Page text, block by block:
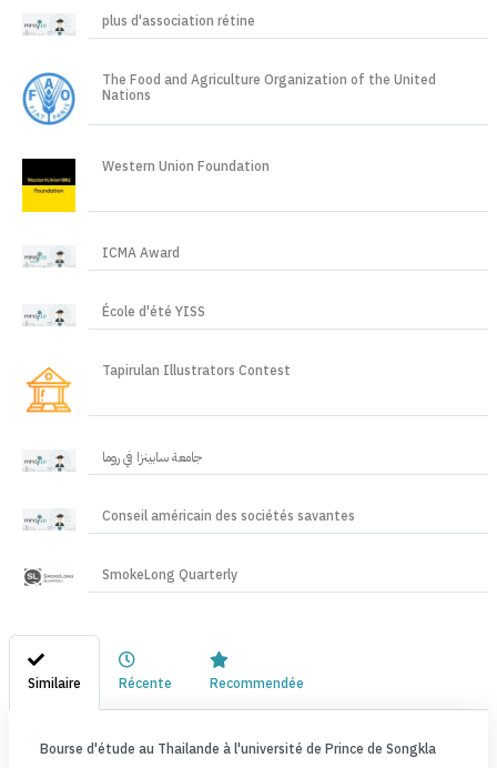
plus d'association rétine
The Food and Agriculture Organization of the United
Nations
Western Union Foundation
ICMA Award
École d'été YISS
Tapirulan Illustrators Contest
جامعة سابينزا في روما
Conseil américain des sociétés savantes
SmokeLong Quarterly
Similaire Récente Recommendée
Bourse d'étude au Thailande à l'université de Prince de Songkla